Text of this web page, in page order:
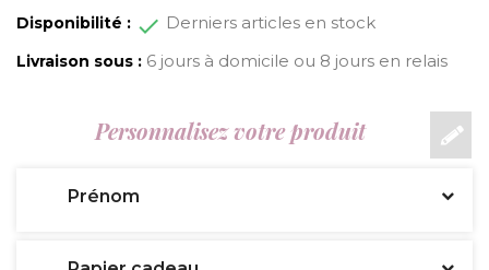
Disponibilité : Derniers articles en stock
Livraison sous : 6 jours à domicile ou 8 jours en relais
Personnalisez votre produit
Prénom